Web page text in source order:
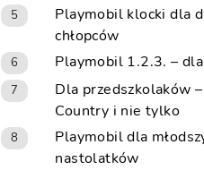
5
Playmobil klocki dla
chłopców
6 Playmobil 1.2.3. – dla
7
Dla przedszkolaków
Country i nie tylko
8
Playmobil dla
nastolatków